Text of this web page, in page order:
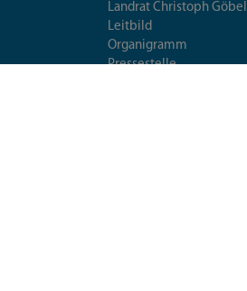
Landrat Christoph Göbel
Leitbild
Organigramm
Pressestelle